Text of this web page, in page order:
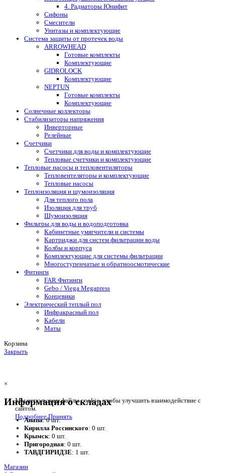
4. Радиаторы Юнифит
Сифоны
Смесители
Унитазы и комплектующие
Система защиты от протечек воды
ARROWHEAD
Готовые комплекты
Комплектующие
GIDROLOCK
Комплектующие
NEPTUN
Готовые комплекты
Комплектующие
Солнечные коллекторы
Стабилизаторы напряжения
Инверторные
Релейные
Счетчики
Счетчики для воды и комплектующие
Тепловые счетчики и комплектующие
Тепловые насосы и тепловентиляторы
Тепловентеляторы и комплектующие
Тепловые насосы
Теплоизоляция и шумоизоляция
Для теплого пола
Изоляция для труб
Шумоизоляция
Фильтры для воды и водоподготовка
Кабинетные умягчители и системы
Картриджи для систем фильтрации воды
Колбы и корпуса
Комплектующие для системы фильтрации
Многоступенчатые и обратноосмотические
Фитинги
FAR Фитинги
Gebo / Viega Megapress
Концевики
Электрический теплый пол
Инфракрасный пол
Кабели
Маты
Корзина
Закрыть
Мы используем файлы cookie, чтобы улучшить взаимодействие с
сайтом.
ПодробнееПринять
×
Информация о складах
Анапа: 0 шт.
Кирилла Россинского: 0 шт.
Крымск: 0 шт.
Пригородная: 0 шт.
ТАВДГИРИДЗЕ: 1 шт.
Магазин